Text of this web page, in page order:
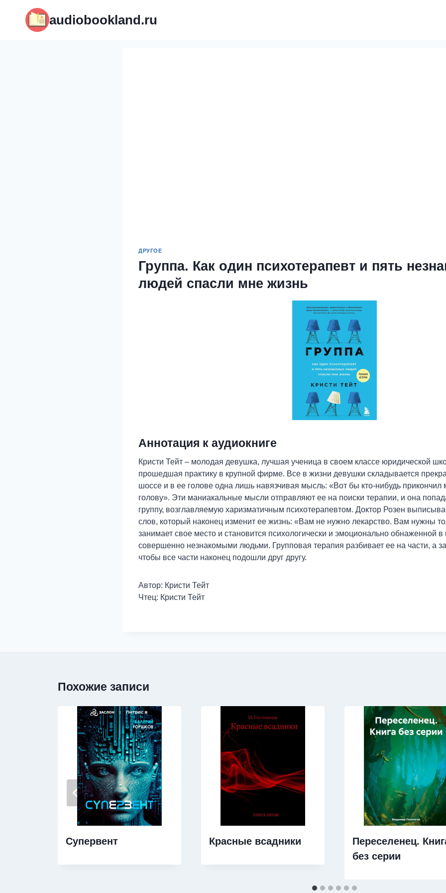
содержимому
audiobookland.ru
ДРУГОЕ
Группа. Как один психотерапевт и пять
людей спасли мне жизнь
Аннотация к аудиокниге
Кристи Тейт – молодая девушка, лучшая ученица в своем классе юридической
прошедшая практику в крупной фирме. Все в жизни девушки складывается
шоссе и в ее голове одна лишь навязчивая мысль: «Вот бы кто-нибудь прикончил
голову». Эти маниакальные мысли отправляют ее на поиски терапии, и она
группу, возглавляемую харизматичным психотерапевтом. Доктор Розен
слов, который наконец изменит ее жизнь: «Вам не нужно лекарство. Вам нужны
занимает свое место и становится психологически и эмоционально обнаженной
совершенно незнакомыми людьми. Групповая терапия разбивает ее на части, а
чтобы все части наконец подошли друг другу.
Автор: Кристи Тейт
Чтец: Кристи Тейт
Похожие записи
Супервент Красные всадники
Переселенец.
без серии